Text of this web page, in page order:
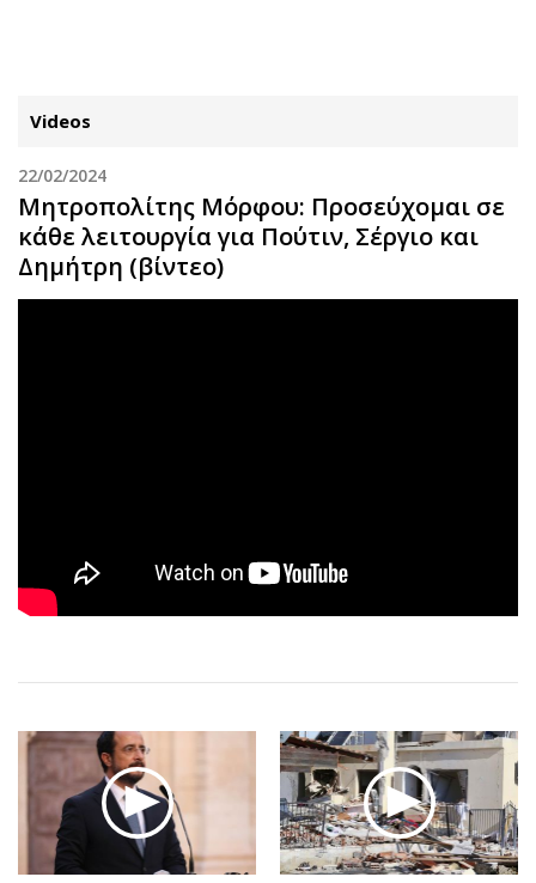
ΚΑΤΗΓΟΡΙΕΣ ΣΥΝΔΕΣΗ
Κύπρος
Παιδεία
Αθλητισμός
Κύπρος
Οικονομική
Οικονομία
Real Estate
Επιχειρήσεις
Αγορές
Απόψεις
Geek
Αφιερώματα
Πολιτική
Οικονομία
Γενικά
Αναδρομές
Videos
22/02/2024
Μητροπολίτης Μόρφου: Προσεύχομαι σε
κάθε λειτουργία για Πούτιν, Σέργιο και
Δημήτρη (βίντεο)